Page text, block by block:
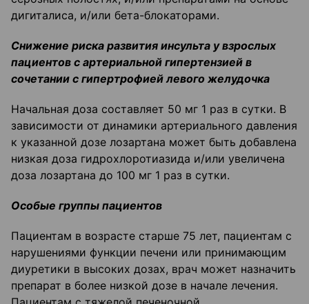
дигиталиса, и/или бета-блокаторами.
Снижение риска развития инсульта у взрослых
пациентов с артериальной гипертензией в
сочетании с гипертрофией левого желудочка
Начальная доза составляет 50 мг 1 раз в сутки. В
зависимости от динамики артериального давления
к указанной дозе лозартана может быть добавлена
низкая доза гидрохлоротиазида и/или увеличена
доза лозартана до 100 мг 1 раз в сутки.
Особые группы пациентов
Пациентам в возрасте старше 75 лет, пациентам с
нарушениями функции печени или принимающим
диуретики в высоких дозах, врач может назначить
препарат в более низкой дозе в начале лечения.